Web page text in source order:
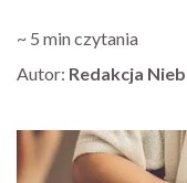
~ 5 min czytania
Autor: Redakcja